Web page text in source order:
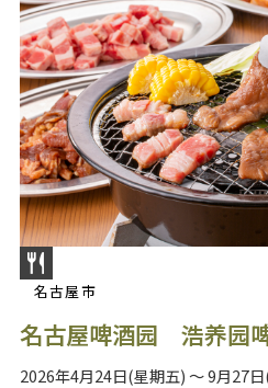
名古屋市
名古屋啤酒园 浩养园
2026年4月24日(星期五) ～ 9月27